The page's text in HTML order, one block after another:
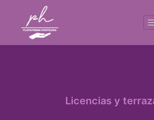
Licencias y